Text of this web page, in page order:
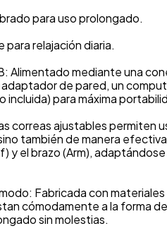
para uso prolongado.
para relajación diaria.
Alimentado mediante una
de pared, un
incluida) para máxima
correas ajustables permiten
también de manera
y el brazo (Arm),
Fabricada con materiales
cómodamente a la forma
sin molestias.